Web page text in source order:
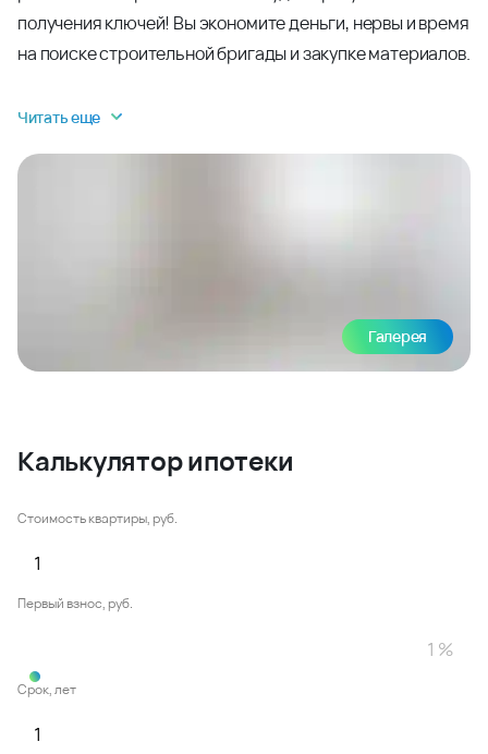
получения ключей! Вы экономите деньги, нервы и время
на поиске строительной бригады и закупке материалов.
Читать еще
Галерея
Калькулятор ипотеки
Стоимость квартиры, руб.
Первый взнос, руб.
Срок, лет